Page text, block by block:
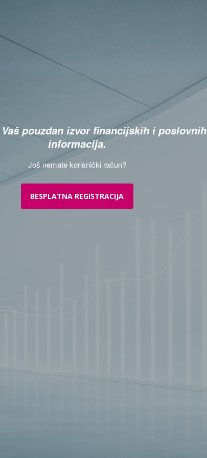
Vaš pouzdan izvor financijskih i poslovnih
informacija.
Još nemate korisnički račun?
BESPLATNA REGISTRACIJA